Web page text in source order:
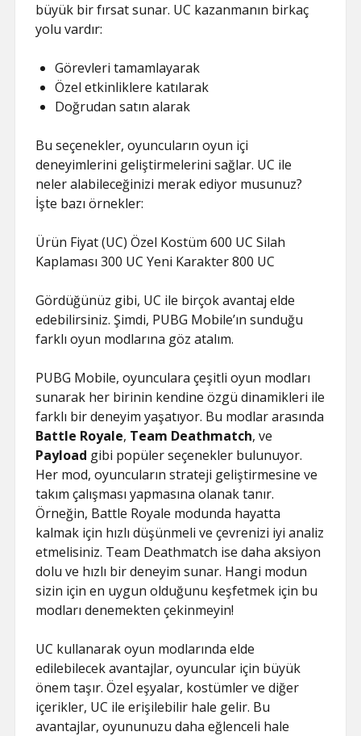
büyük bir fırsat sunar. UC kazanmanın birkaç
yolu vardır:
Görevleri tamamlayarak
Özel etkinliklere katılarak
Doğrudan satın alarak
Bu seçenekler, oyuncuların oyun içi
deneyimlerini geliştirmelerini sağlar. UC ile
neler alabileceğinizi merak ediyor musunuz?
İşte bazı örnekler:
Ürün Fiyat (UC) Özel Kostüm 600 UC Silah
Kaplaması 300 UC Yeni Karakter 800 UC
Gördüğünüz gibi, UC ile birçok avantaj elde
edebilirsiniz. Şimdi, PUBG Mobile’ın sunduğu
farklı oyun modlarına göz atalım.
PUBG Mobile, oyunculara çeşitli oyun modları
sunarak her birinin kendine özgü dinamikleri ile
farklı bir deneyim yaşatıyor. Bu modlar arasında
Battle Royale, Team Deathmatch, ve
Payload gibi popüler seçenekler bulunuyor.
Her mod, oyuncuların strateji geliştirmesine ve
takım çalışması yapmasına olanak tanır.
Örneğin, Battle Royale modunda hayatta
kalmak için hızlı düşünmeli ve çevrenizi iyi analiz
etmelisiniz. Team Deathmatch ise daha aksiyon
dolu ve hızlı bir deneyim sunar. Hangi modun
sizin için en uygun olduğunu keşfetmek için bu
modları denemekten çekinmeyin!
UC kullanarak oyun modlarında elde
edilebilecek avantajlar, oyuncular için büyük
önem taşır. Özel eşyalar, kostümler ve diğer
içerikler, UC ile erişilebilir hale gelir. Bu
avantajlar, oyununuzu daha eğlenceli hale